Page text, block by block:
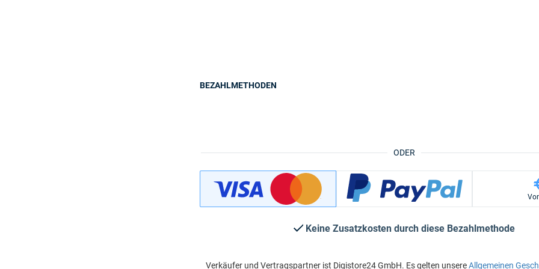
ODER
BEZAHLMETHODEN
Keine Zusatzkosten durch diese Bezahlmethode
Verkäufer und Vertragspartner ist Digistore24 GmbH. Es gelten unsereAllgemeinen